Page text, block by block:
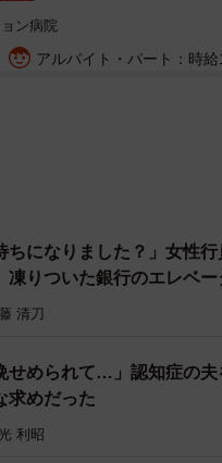
話題になった白秋
アルバイトしていた女の
ったけれど、彼女には強く
知人に遭遇するというこ
らは
、「あそこのラブホに行
と、あんなラブホに行く
ホです)私のが信じられない
ン病院
アルバイト・パート：時
ちになりました？」女性
りついた銀行のエレベー
清刀
せめられて…」認知症の
求めだった
利昭